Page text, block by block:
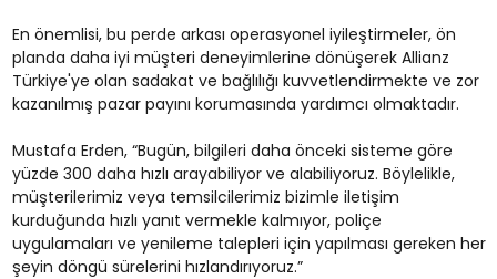
En önemlisi, bu perde arkası operasyonel iyileştirmeler, ön
planda daha iyi müşteri deneyimlerine dönüşerek Allianz
Türkiye'ye olan sadakat ve bağlılığı kuvvetlendirmekte ve zor
kazanılmış pazar payını korumasında yardımcı olmaktadır.
Mustafa Erden, “Bugün, bilgileri daha önceki sisteme göre
yüzde 300 daha hızlı arayabiliyor ve alabiliyoruz. Böylelikle,
müşterilerimiz veya temsilcilerimiz bizimle iletişim
kurduğunda hızlı yanıt vermekle kalmıyor, poliçe
uygulamaları ve yenileme talepleri için yapılması gereken her
şeyin döngü sürelerini hızlandırıyoruz.”